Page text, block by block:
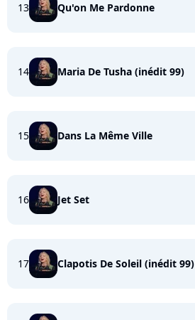
13 Qu'on Me Pardonne
14 Maria De Tusha (inédit 99)
15 Dans La Même Ville
16 Jet Set
17 Clapotis De Soleil (inédit 99)